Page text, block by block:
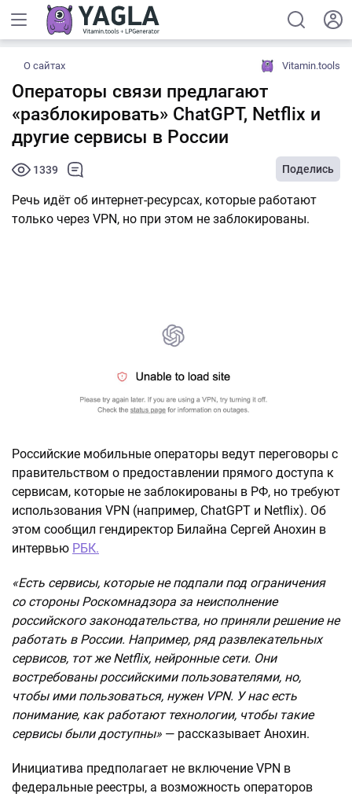
О сайтах Vitamin.tools
Операторы связи предлагают
«разблокировать» ChatGPT, Netflix и
другие сервисы в России
1339 Поделись
Речь идёт об интернет-ресурсах, которые работают
только через VPN, но при этом не заблокированы.
Российские мобильные операторы ведут переговоры с
правительством о предоставлении прямого доступа к
сервисам, которые не заблокированы в РФ, но требуют
использования VPN (например, ChatGPT и Netflix). Об
этом сообщил гендиректор Билайна Сергей Анохин в
интервью РБК.
«Есть сервисы, которые не подпали под ограничения
со стороны Роскомнадзора за неисполнение
российского законодательства, но приняли решение не
работать в России. Например, ряд развлекательных
сервисов, тот же Netflix, нейронные сети. Они
востребованы российскими пользователями, но,
чтобы ими пользоваться, нужен VPN. У нас есть
понимание, как работают технологии, чтобы такие
сервисы были доступны» — рассказывает Анохин.
Инициатива предполагает не включение VPN в
федеральные реестры, а возможность операторов